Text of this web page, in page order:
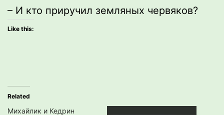
– И кто приручил земляных червяков?
Like this:
Related
Михайлик и Кедрин